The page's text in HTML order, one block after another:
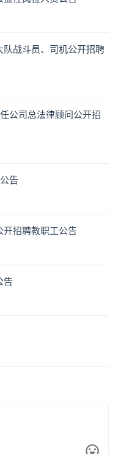
战斗员、司机公开招聘
公司总法律顾问公开招
告
招聘教职工公告
告